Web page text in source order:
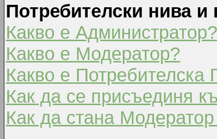
Потребителски нива и
Какво е Администратор?
Какво е Модератор?
Какво е Потребителска
Как да се присъединя
Как да стана